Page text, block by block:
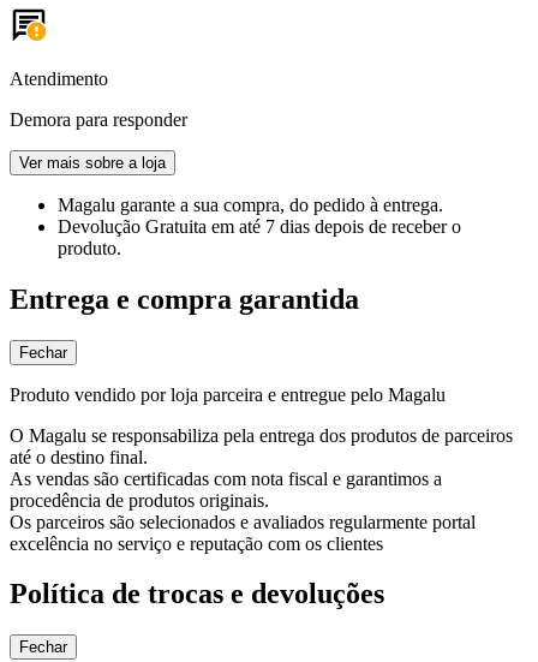
Atendimento
Demora para responder
Ver mais sobre a loja
Magalu garante a sua compra, do pedido à entrega.
Devolução Gratuita em até 7 dias depois de receber o
produto.
Entrega e compra garantida
Fechar
Produto vendido por loja parceira e entregue pelo Magalu
O Magalu se responsabiliza pela entrega dos produtos de parceiros
até o destino final.
As vendas são certificadas com nota fiscal e garantimos a
procedência de produtos originais.
Os parceiros são selecionados e avaliados regularmente portal
excelência no serviço e reputação com os clientes
Política de trocas e devoluções
Fechar